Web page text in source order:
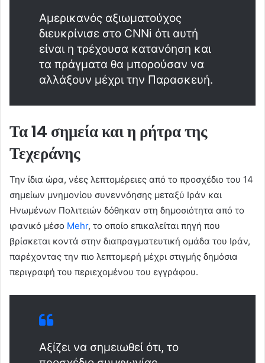
Αμερικανός αξιωματούχος
διευκρίνισε στο CNNi ότι αυτή
είναι η τρέχουσα κατανόηση και
τα πράγματα θα μπορούσαν να
αλλάξουν μέχρι την Παρασκευή.
Τα 14 σημεία και η ρήτρα της
Τεχεράνης
Την ίδια ώρα, νέες λεπτομέρειες από το προσχέδιο του 14
σημείων μνημονίου συνεννόησης μεταξύ Ιράν και
Ηνωμένων Πολιτειών δόθηκαν στη δημοσιότητα από το
ιρανικό μέσο Mehr, το οποίο επικαλείται πηγή που
βρίσκεται κοντά στην διαπραγματευτική ομάδα του Ιράν,
παρέχοντας την πιο λεπτομερή μέχρι στιγμής δημόσια
περιγραφή του περιεχομένου του εγγράφου.
Αξίζει να σημειωθεί ότι, το